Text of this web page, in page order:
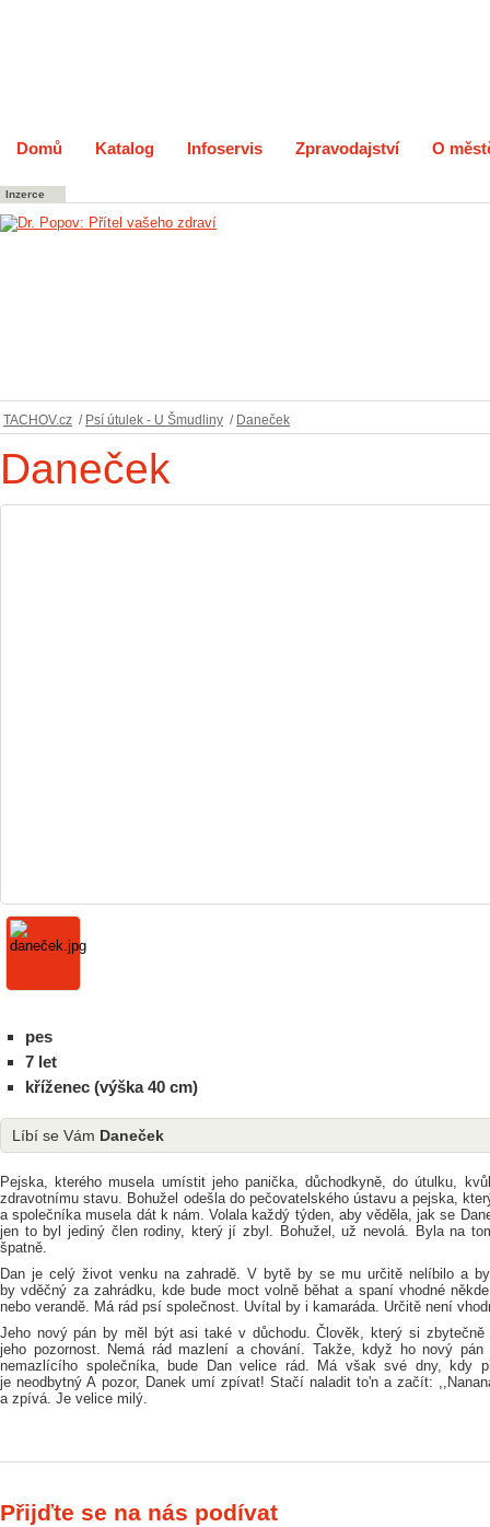
Domů Katalog Infoservis Zpravodajství O
Inzerce
TACHOV.cz / Psí útulek - U Šmudliny / Daneček
Daneček
pes
7 let
kříženec (výška 40 cm)
Líbí se Vám Daneček
Pejska, kterého musela umístit jeho panička, důchodkyně, do útulku,
zdravotnímu stavu. Bohužel odešla do pečovatelského ústavu a pejska,
a společníka musela dát k nám. Volala každý týden, aby věděla, jak se
jen to byl jediný člen rodiny, který jí zbyl. Bohužel, už nevolá. Byla na
špatně.
Dan je celý život venku na zahradě. V bytě by se mu určitě nelíbilo a
by vděčný za zahrádku, kde bude moct volně běhat a spaní vhodné
nebo verandě. Má rád psí společnost. Uvítal by i kamaráda. Určitě není
Jeho nový pán by měl být asi také v důchodu. Člověk, který si zbytečně
jeho pozornost. Nemá rád mazlení a chování. Takže, když ho nový
nemazlícího společníka, bude Dan velice rád. Má však své dny, kdy
je neodbytný A pozor, Danek umí zpívat! Stačí naladit to'n a začít:
a zpívá. Je velice milý.
Přijďte se na nás podívat